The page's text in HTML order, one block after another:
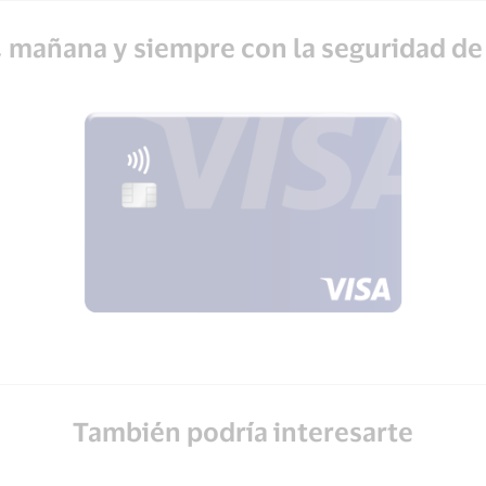
mañana y siempre con la seguridad
También podría interesarte